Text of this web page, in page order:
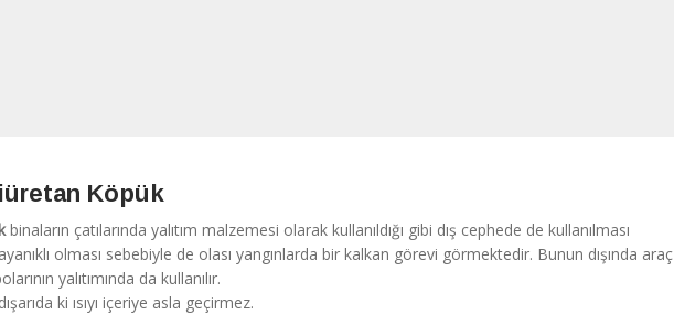
Köpük
binaların çatılarında yalıtım malzemesi olarak kullanıldığı gibi dış cephede de kullanılması
olması sebebiyle de olası yangınlarda bir kalkan görevi görmektedir. Bunun dışında araç
yalıtımında da kullanılır.
ki ısıyı içeriye asla geçirmez.